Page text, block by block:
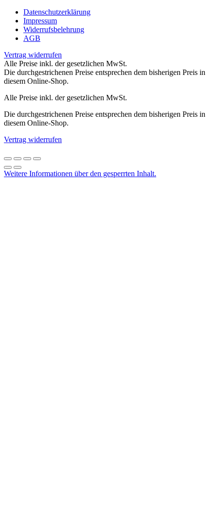
Datenschutzerklärung
Impressum
Widerrufsbelehrung
AGB
Vertrag widerrufen
Alle Preise inkl. der gesetzlichen MwSt.
Die durchgestrichenen Preise entsprechen dem bisherigen Preis in
diesem Online-Shop.
Alle Preise inkl. der gesetzlichen MwSt.
Die durchgestrichenen Preise entsprechen dem bisherigen Preis in
diesem Online-Shop.
Vertrag widerrufen
Weitere Informationen über den gesperrten Inhalt.